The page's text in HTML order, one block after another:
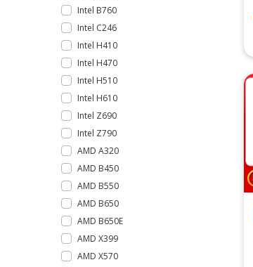
Intel B760
Intel C246
Intel H410
Intel H470
Intel H510
Intel H610
Intel Z690
Intel Z790
AMD A320
AMD B450
AMD B550
AMD B650
AMD B650E
AMD X399
AMD X570